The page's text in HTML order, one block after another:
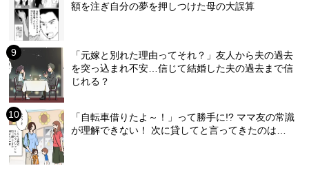
額を注ぎ自分の夢を押しつけた母の大誤算
「元嫁と別れた理由ってそれ？」友人から夫の過去
を突っ込まれ不安…信じて結婚した夫の過去まで信
じれる？
「自転車借りたよ～！」って勝手に!? ママ友の常識
が理解できない！ 次に貸してと言ってきたのは…